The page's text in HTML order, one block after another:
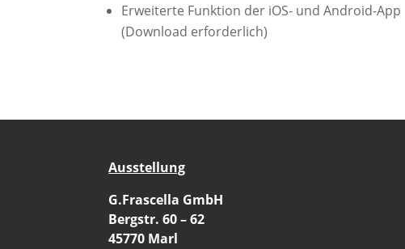
Erweiterte Funktion der iOS- und Android-App
(Download erforderlich)
Ausstellung
G.Frascella GmbH
Bergstr. 60 – 62
45770 Marl